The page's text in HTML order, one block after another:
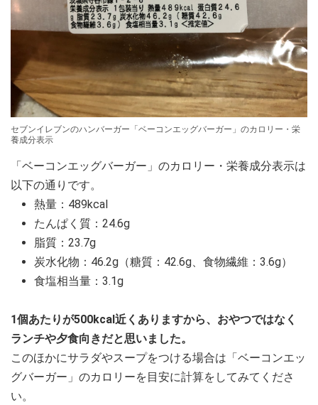
セブンイレブンのハンバーガー「ベーコンエッグバーガー」のカロリー・栄
養成分表示
「ベーコンエッグバーガー」のカロリー・栄養成分表示は
以下の通りです。
熱量：489kcal
たんぱく質：24.6g
脂質：23.7g
炭水化物：46.2g（糖質：42.6g、食物繊維：3.6g）
食塩相当量：3.1g
1個あたりが500kcal近くありますから、おやつではなく
ランチや夕食向きだと思いました。
このほかにサラダやスープをつける場合は「ベーコンエッ
グバーガー」のカロリーを目安に計算をしてみてくださ
い。